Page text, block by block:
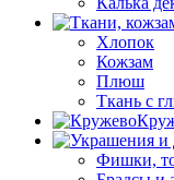
Хлопок
Кожзам
Плюш
Ткань с
Фишки,